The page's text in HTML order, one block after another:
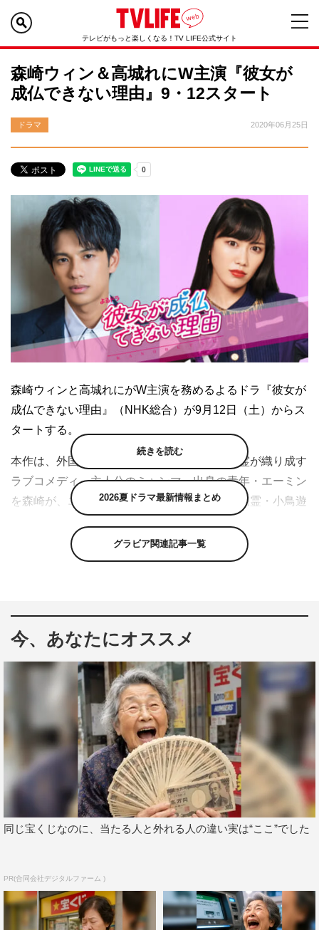
テレビがもっと楽しくなる！TV LIFE公式サイト
森崎ウィン＆高城れにW主演『彼女が
成仏できない理由』9・12スタート
ドラマ 2020年06月25日
森崎ウィンと高城れにがW主演を務めるよるドラ『彼女が
成仏できない理由』（NHK総合）が9月12日（土）からス
タートする。
本作は、外国人留学生と部屋に住み着いた幽霊が織り成す
ラブコメディ。主人公のミャンマー出身の青年・エーミン
を森崎が、エーミンの部屋に住み着いている幽霊・小鳥遊
『ホーム・ノット・アローン』の桑原亮子。
そんな中、激安物件を見つけて即決するが、築40年程の古
いアパートの周りには、一癖も二癖もある訳アリな住人た
ちが住んでいた。そして何よりもエーミンの部屋には、色
白で黒髪の幽霊（玲／高城れに）が。背に腹は代えられ
ず、エーミンは幽霊と共同生活を始める。
続きを読む
2026夏ドラマ最新情報まとめ
グラビア関連記事一覧
今、あなたにオススメ
同じ宝くじなのに、当たる人と外れる人の違い実は“ここ”でした
PR(合同会社デジタルファーム )